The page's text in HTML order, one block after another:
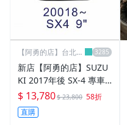
馬自達(MAZDA) 燈具類
寶馬(BMW) 燈具類
歐寶(OPEL) 燈具類
福特(FORD) 燈具類
賓士(BENZ) 燈具類
【阿勇的店】台北新
新店【阿勇的店】SUZU
KI 2017年後 SX-4 專車
專用安卓機 9吋螢幕 台
灣設計組裝 系統穩定順
暢 售服完善
$ 13,780$ 23,800 58折
直購